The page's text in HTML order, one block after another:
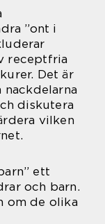
”ont i
receptfria
Det är
diskutera
vilken
ett
och barn.
om de olika